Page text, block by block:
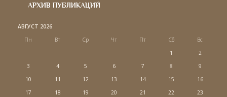
АРХИВ ПУБЛИКАЦИЙ
АВГУСТ 2026
Пн
Вт Ср Чт Пт Сб
Вс
1
2
3
4 5 6 7 8
9
10
11 12 13 14 15
16
17
18 19 20 21 22
23